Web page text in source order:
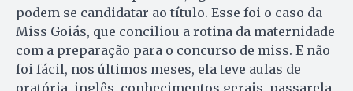
podem se candidatar ao título. Esse foi o caso da
Miss Goiás, que conciliou a rotina da maternidade
com a preparação para o concurso de miss. E não
foi fácil, nos últimos meses, ela teve aulas de
oratória, inglês, conhecimentos gerais, passarela,